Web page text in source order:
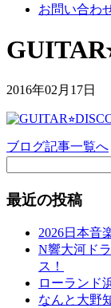
お問い合わ
2016年02月17日
ブログ記事一覧へ
最近の投稿
2026日本音
N響大河ド
ス！
ローランド
なんと大野